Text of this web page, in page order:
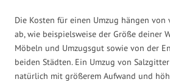
Die Kosten für einen Umzug hängen von
ab, wie beispielsweise der Größe deiner
Möbeln und Umzugsgut sowie von der
beiden Städten. Ein Umzug von
natürlich mit größerem Aufwand und